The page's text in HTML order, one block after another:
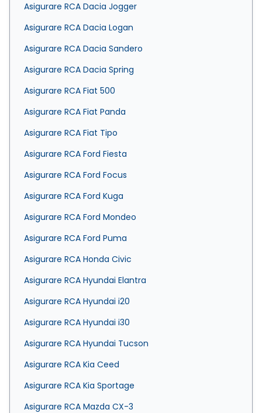
Asigurare RCA Dacia Jogger
Asigurare RCA Dacia Logan
Asigurare RCA Dacia Sandero
Asigurare RCA Dacia Spring
Asigurare RCA Fiat 500
Asigurare RCA Fiat Panda
Asigurare RCA Fiat Tipo
Asigurare RCA Ford Fiesta
Asigurare RCA Ford Focus
Asigurare RCA Ford Kuga
Asigurare RCA Ford Mondeo
Asigurare RCA Ford Puma
Asigurare RCA Honda Civic
Asigurare RCA Hyundai Elantra
Asigurare RCA Hyundai i20
Asigurare RCA Hyundai i30
Asigurare RCA Hyundai Tucson
Asigurare RCA Kia Ceed
Asigurare RCA Kia Sportage
Asigurare RCA Mazda CX-3